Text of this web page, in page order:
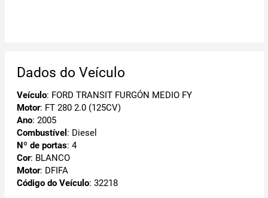
Dados do Veículo
Veículo: FORD TRANSIT FURGÓN MEDIO FY
Motor: FT 280 2.0 (125CV)
Ano: 2005
Combustível : Diesel
Nº de portas: 4
Cor: BLANCO
Motor: DFIFA
Código do Veículo: 32218